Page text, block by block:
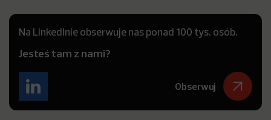
Na LinkedInie obserwuje nas ponad 100 tys. osób.
Jesteś tam z nami?
Obserwuj